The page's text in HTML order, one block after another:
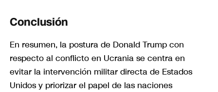
Conclusión
En resumen, la postura de Donald Trump con
respecto al conflicto en Ucrania se centra en
evitar la intervención militar directa de Estados
Unidos y priorizar el papel de las naciones